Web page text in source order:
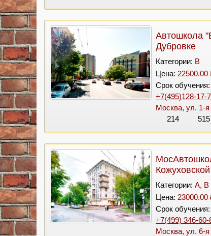
Автошкола
Дубровке
Категории: B
Цена: 22500.00
Срок обучения:
+7(495)128-17-
Москва, ул. 1-
214
515
Кожуховской
Категории: A, B
Цена: 23000.00
Срок обучения:
+7(499) 346-60-
Москва, ул. 6-